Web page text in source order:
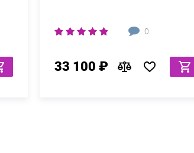
0
33 100 ₽